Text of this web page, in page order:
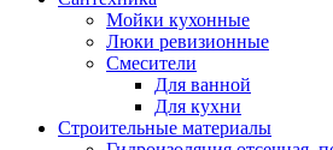
Мойки кухонные
Люки ревизионные
Смесители
Для ванной
Для кухни
Строительные материалы